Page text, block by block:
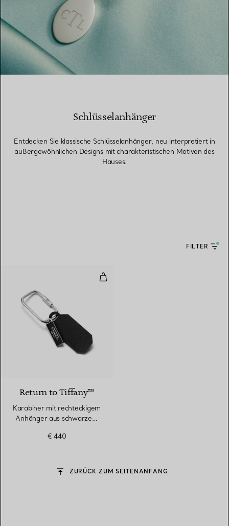
Schlüsselanhänger
Entdecken Sie klassische Schlüsselanhänger, neu interpretiert in
außergewöhnlichen Designs mit charakteristischen Motiven des
Hauses.
FILTER
Karabiner mit rechteckigem
Return to Tiffany™
Karabiner mit rechteckigem
Anhänger aus schwarzem
€ 440
ZURÜCK ZUM SEITENANFANG